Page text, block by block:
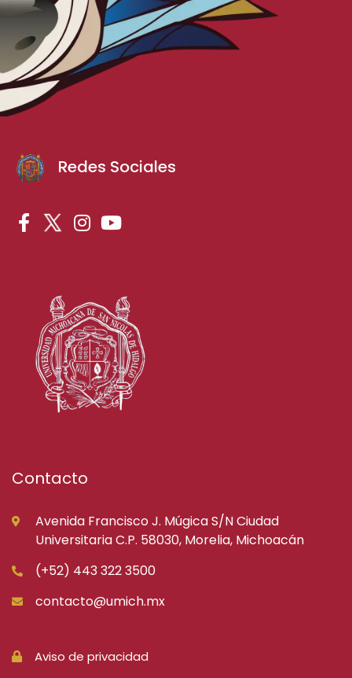
Redes Sociales
Contacto
Avenida Francisco J. Múgica S/N Ciudad
Universitaria C.P. 58030, Morelia, Michoacán
(+52) 443 322 3500
contacto@umich.mx
Aviso de privacidad